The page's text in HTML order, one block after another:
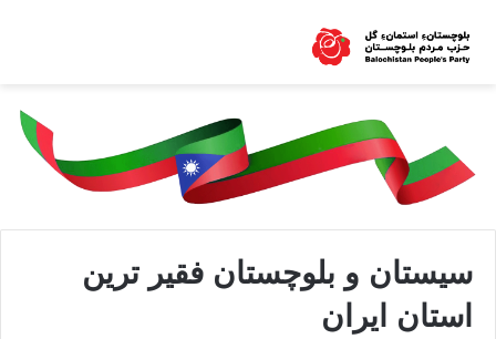
سیستان و بلوچستان فقیر ترین
استان ایران